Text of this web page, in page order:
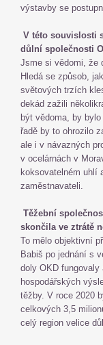
výstavby se
V této souvislosti
důlní společnosti
Jsme si vědomi, že
Hledá se způsob,
světových trzích
dekád zažili
být vědoma, by
řadě by to ohrozilo
ale i v návazných
v ocelárnách v
koksovatelném uhlí
zaměstnavateli.
Těžební
skončila ve ztrátě
To mělo objektivní
Babiš po jednání s
doly OKD
hospodářských
těžby. V roce 2020
celkových 3,5
celý region velice